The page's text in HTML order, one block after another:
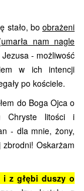
stało, boobrażeni
nam nagle
Jezusa - możliwość
w ich intencji
po kościele.
do Boga Ojca o
Chryste litości i
- dla mnie, żony,
Oskarżam
i z głębi duszy o